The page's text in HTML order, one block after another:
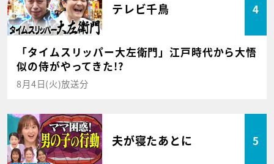
テレビ千鳥 4
「タイムスリッパー大左衛門」江戸時代から大悟
似の侍がやってきた!?
8月4日(火)放送分
夫が寝たあとに 5